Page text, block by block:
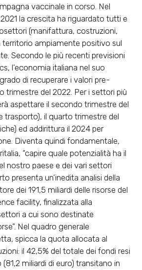
vaccinale in corso. Nel
la crescita ha riguardato tutti e
(manifattura, costruzioni,
territorio ampiamente positivo sul
Secondo le più recenti previsioni
l’economia italiana nel suo
di recuperare i valori pre-
trimestre del 2022. Per i settori più
aspettare il secondo trimestre del
trasporto), il quarto trimestre del
ed addirittura il 2024 per
Diventa quindi fondamentale,
“capire quale potenzialità ha il
nostro paese e dei vari settori
presenta un’inedita analisi della
dei 191,5 miliardi delle risorse del
facility, finalizzata alla
a cui sono destinate
Nel quadro generale
spicca la quota allocata al
il 42,5% del totale dei fondi resi
(81,2 miliardi di euro) transitano in